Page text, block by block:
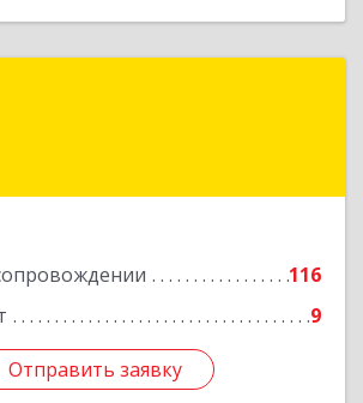
116
9
Отправить заявку
г, Зеленоград г, корпус 2307А,
Отправить заявку